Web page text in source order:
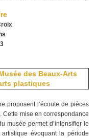
des Beaux-Arts
plastiques
proposent l’écoute de pièces
mise en correspondance
musée permet d’intensifier le
évoquant la période